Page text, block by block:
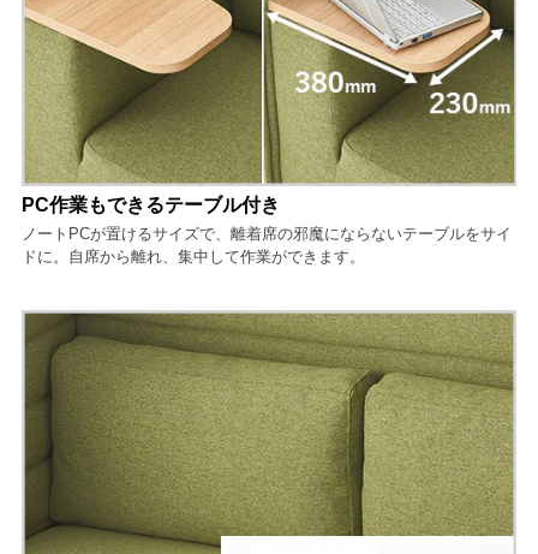
PC作業もできるテーブル付き
ノートPCが置けるサイズで、離着席の邪魔にならないテーブルをサイ
ドに。自席から離れ、集中して作業ができます。